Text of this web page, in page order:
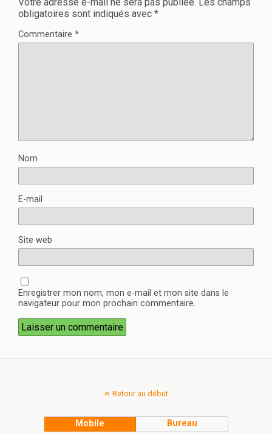
obligatoires sont indiqués avec *
Commentaire *
Nom
E-mail
Site web
Enregistrer mon nom, mon e-mail et mon site dans le
navigateur pour mon prochain commentaire.
Retour au début
Mobile Bureau